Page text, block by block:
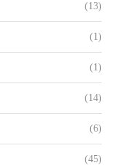
(13)
(1)
(1)
(14)
(6)
(45)